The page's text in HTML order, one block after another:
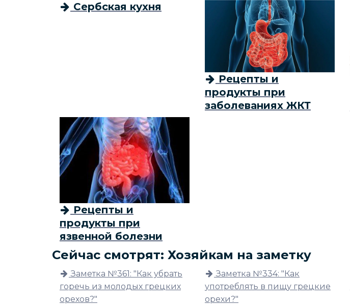
Сербская кухня
Рецепты и
продукты при
заболеваниях ЖКТ
Рецепты и
продукты при
язвенной болезни
Сейчас смотрят: Хозяйкам на заметку
Заметка №361: "Как убрать
горечь из молодых грецких
орехов?"
Заметка №334: "Как
употреблять в пищу грецкие
орехи?"